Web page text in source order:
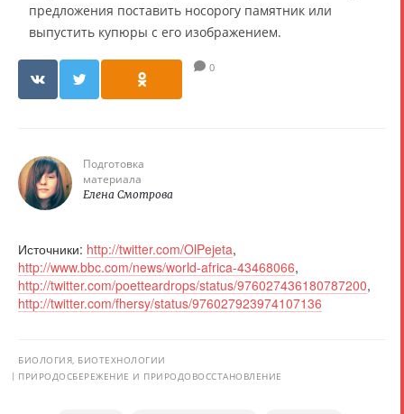
предложения поставить носорогу памятник или
выпустить купюры с его изображением.
0
Подготовка
материала
Елена Смотрова
Источники: http://twitter.com/OlPejeta,
http://www.bbc.com/news/world-africa-43468066,
http://twitter.com/poetteardrops/status/976027436180787200,
http://twitter.com/fhersy/status/976027923974107136
БИОЛОГИЯ, БИОТЕХНОЛОГИИ
ПРИРОДОСБЕРЕЖЕНИЕ И ПРИРОДОВОССТАНОВЛЕНИЕ